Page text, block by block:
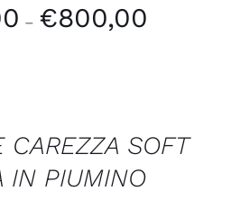
– €800,00
CAREZZA SOFT
IN PIUMINO